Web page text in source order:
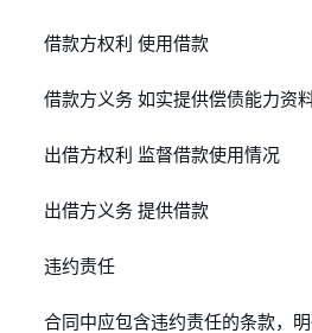
借款方权利 使用借款
借款方义务 如实提供偿债能力资
出借方权利 监督借款使用情况
出借方义务 提供借款
违约责任
合同中应包含违约责任的条款，